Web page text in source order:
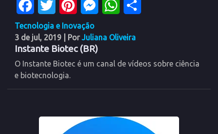
FacebookTwitter PinterestMessengerWhatsApp
Tecnologia e Inovação
3 de jul, 2019
| PorJuliana Oliveira
Instante Biotec (BR)
O Instante Biotec é um canal de vídeos sobre ciência
e biotecnologia.